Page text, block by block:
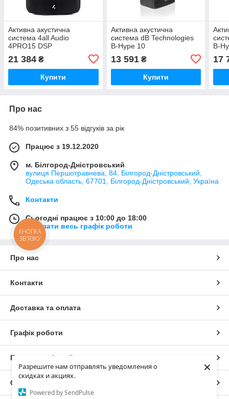
Разрешите нам отправлять уведомления о
скидках и акциях.
Powered by SendPulse
×
Активна акустична
система 4all Audio
4PRO15 DSP
21 384 ₴
Купити
Активна акустична
система dB Technologies
B-Hype 10
13 591₴
Купити
B-
17
Про нас
84% позитивних з 55 відгуків за рік
Працює з 19.12.2020
м. Білгород-Дністровський
вулиця Першотравнева, 84, Білгород-Дністровський,
Одеська область, 67701, Білгород-Дністровський, Україна
Контакти
Сьогодні працює з 10:00 до 18:00
Показати весь графік роботи
Про нас
Контакти
Доставка та оплата
Графік роботи
Повна версія сайту
Сайт створено на маркетплейсі
КНОПКА
ЗВ'ЯЗКУ